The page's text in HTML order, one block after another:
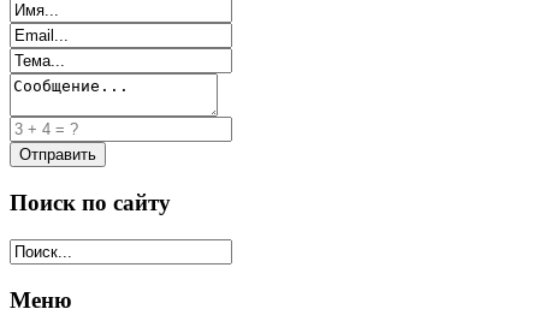
Поиск по сайту
Меню